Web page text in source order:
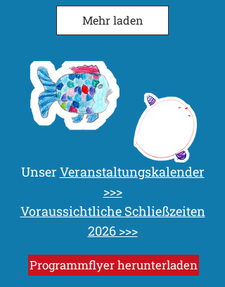
Mehr laden
Unser Veranstaltungskalender
>>>
Voraussichtliche Schließzeiten
2026 >>>
Programmflyer herunterladen